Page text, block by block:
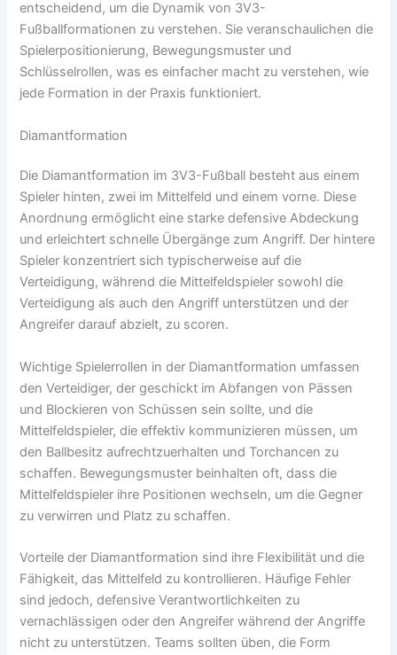
entscheidend, um die Dynamik von 3V3-
Fußballformationen zu verstehen. Sie veranschaulichen die
Spielerpositionierung, Bewegungsmuster und
Schlüsselrollen, was es einfacher macht zu verstehen, wie
jede Formation in der Praxis funktioniert.
Diamantformation
Die Diamantformation im 3V3-Fußball besteht aus einem
Spieler hinten, zwei im Mittelfeld und einem vorne. Diese
Anordnung ermöglicht eine starke defensive Abdeckung
und erleichtert schnelle Übergänge zum Angriff. Der hintere
Spieler konzentriert sich typischerweise auf die
Verteidigung, während die Mittelfeldspieler sowohl die
Verteidigung als auch den Angriff unterstützen und der
Angreifer darauf abzielt, zu scoren.
Wichtige Spielerrollen in der Diamantformation umfassen
den Verteidiger, der geschickt im Abfangen von Pässen
und Blockieren von Schüssen sein sollte, und die
Mittelfeldspieler, die effektiv kommunizieren müssen, um
den Ballbesitz aufrechtzuerhalten und Torchancen zu
schaffen. Bewegungsmuster beinhalten oft, dass die
Mittelfeldspieler ihre Positionen wechseln, um die Gegner
zu verwirren und Platz zu schaffen.
Vorteile der Diamantformation sind ihre Flexibilität und die
Fähigkeit, das Mittelfeld zu kontrollieren. Häufige Fehler
sind jedoch, defensive Verantwortlichkeiten zu
vernachlässigen oder den Angreifer während der Angriffe
nicht zu unterstützen. Teams sollten üben, die Form